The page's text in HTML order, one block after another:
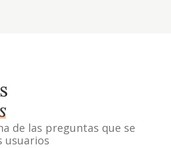
de las preguntas que se
usuarios